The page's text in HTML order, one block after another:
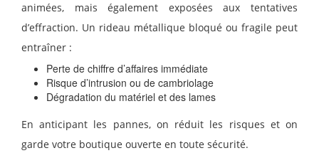
animées, mais également exposées aux tentatives
d’effraction. Un rideau métallique bloqué ou fragile peut
entraîner :
Perte de chiffre d’affaires immédiate
Risque d’intrusion ou de cambriolage
Dégradation du matériel et des lames
En anticipant les pannes, on réduit les risques et on
garde votre boutique ouverte en toute sécurité.